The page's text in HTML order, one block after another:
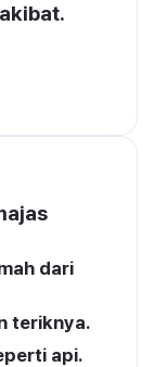
dari
teriknya.
api.